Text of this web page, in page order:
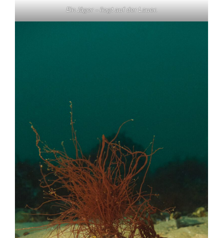
Ein Jäger – liegt auf der Lauer.